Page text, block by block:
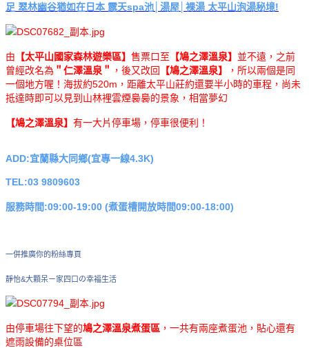
足 翠林幽谷猶如在日本 露天spa池│湯屋│裸湯 太平山泡湯秘境!
由 【太平山國家森林遊樂區】 售票口至 【鳩之澤溫泉】 並不遠，之前
曾經改名為 ＂仁澤溫泉＂ ，後又改回 【鳩之澤溫泉】
，所以兩個是同
一個地方喔！海拔約520m，距離太平山莊約還要半小時的車程，尚未
抵達時即可以見到山林裡雲煙裊裊的景象，相當夢幻
【鳩之澤溫泉】 有一大片停車場，停車很便利！
ADD:宜蘭縣大同鄉(宜專一線4.3K)
TEL:03 9809603
服務時間:09:00-19:00 (煮蛋槽開放時間09:00-18:00)
一併推廣你的粉絲專頁
靜怡&大顆呆ㄧ家四口の幸福生活
由停車場往下望的鳩之澤溫泉煮蛋區 ，一共有兩座煮蛋池，貼心還有
遮雨設備的桌位區